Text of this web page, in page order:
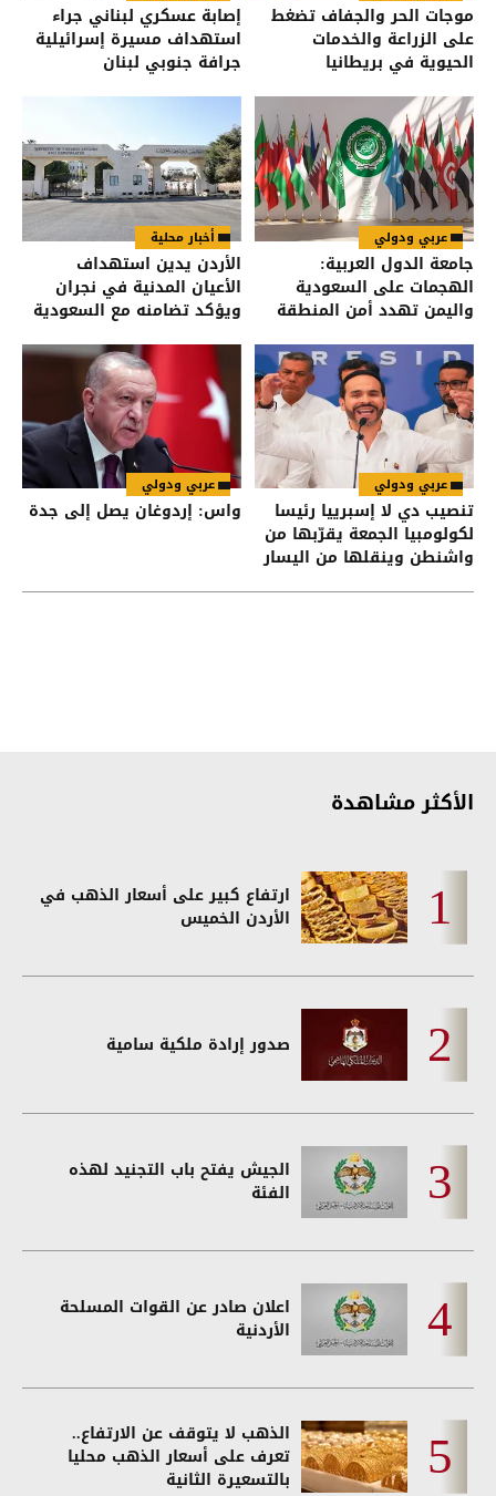
موجات الحر والجفاف تضغط
على الزراعة والخدمات
الحيوية في بريطانيا
إصابة عسكري لبناني جراء
استهداف مسيرة إسرائيلية
جرافة جنوبي لبنان
عربي ودولي
جامعة الدول العربية:
الهجمات على السعودية
واليمن تهدد أمن المنطقة
أخبار محلية
الأردن يدين استهداف
الأعيان المدنية في نجران
ويؤكد تضامنه مع السعودية
عربي ودولي
تنصيب دي لا إسبرييا رئيسا
لكولومبيا الجمعة يقرّبها من
واشنطن وينقلها من اليسار
عربي ودولي
واس: إردوغان يصل إلى جدة
الأكثر مشاهدة
ارتفاع كبير على أسعار الذهب في
الأردن الخميس
صدور إرادة ملكية سامية
الجيش يفتح باب التجنيد لهذه
الفئة
اعلان صادر عن القوات المسلحة
الأردنية
الذهب لا يتوقف عن الارتفاع..
تعرف على أسعار الذهب محليا
بالتسعيرة الثانية